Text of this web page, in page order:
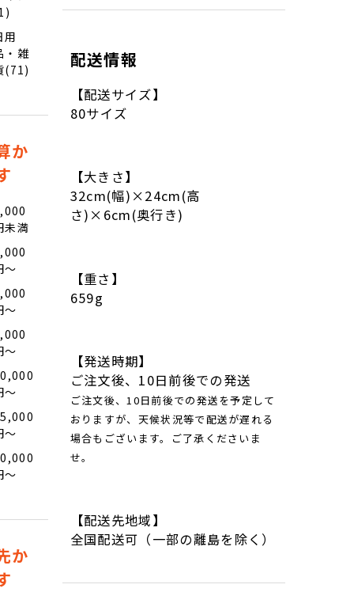
用
・雑
(71)
か
未満
〜
〜
〜
〜
〜
〜
か
配送情報
【配送サイズ】
80サイズ
【大きさ】
32cm(幅)×24cm(高
さ)×6cm(奥行き)
【重さ】
659g
【発送時期】
ご注文後、10日前後での発送
ご注文後、10日前後での発送を予定して
おりますが、天候状況等で配送が遅れる
場合もございます。ご了承くださいま
せ。
【配送先地域】
全国配送可（一部の離島を除く）